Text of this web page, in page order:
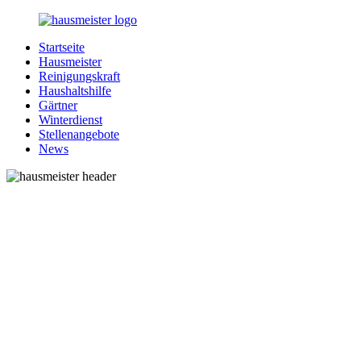
Zurück
Inhalt
Hausmeister.de
Alles
rund
Ihren
Haushalt
Startseite
Hausmeister
Reinigungskraft
Haushaltshilfe
Gärtner
Winterdienst
Stellenangebote
News